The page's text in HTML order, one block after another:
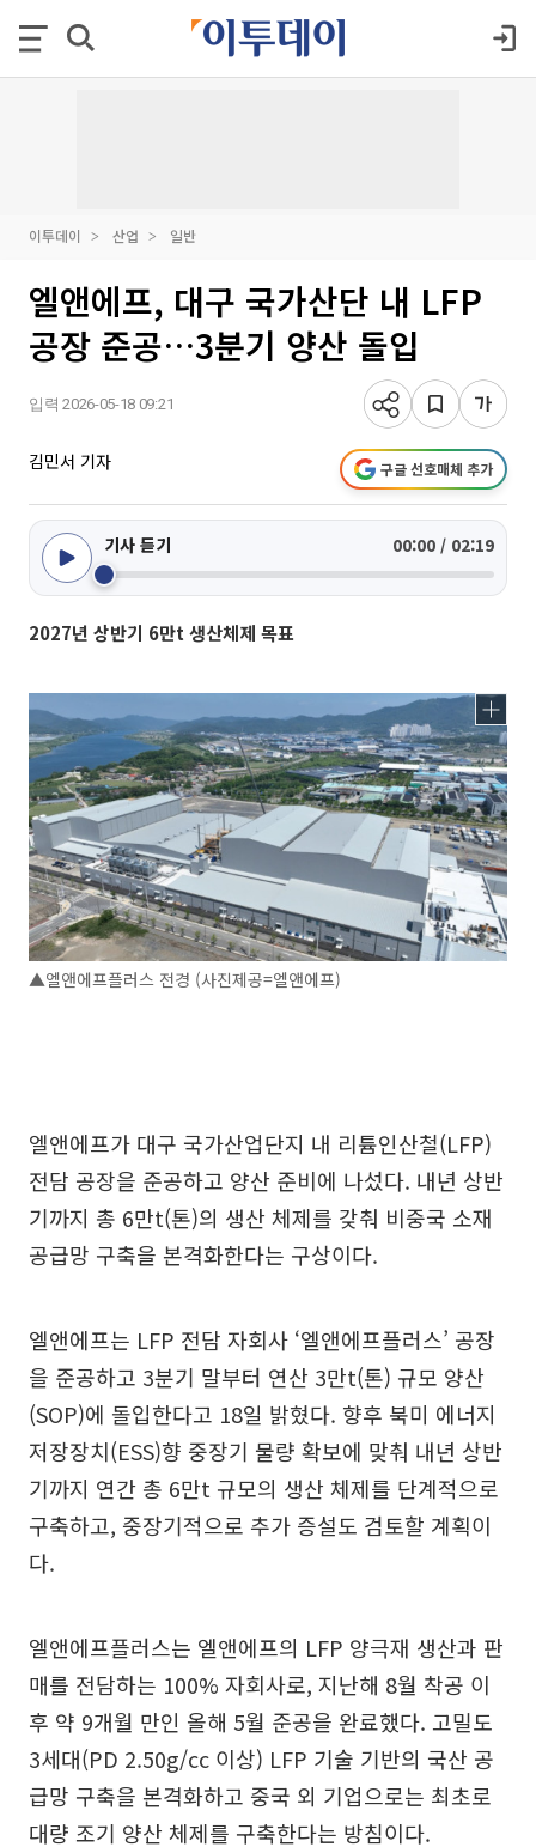
이투데이 산업 일반
엘앤에프, 대구 국가산단 내 LFP
공장 준공…3분기 양산 돌입
입력 2026-05-18 09:21
김민서 기자 구글 선호매체 추가
기사 듣기 00:00 / 02:19
2027년 상반기 6만t 생산체제 목표
▲엘앤에프플러스 전경 (사진제공=엘앤에프)
엘앤에프가 대구 국가산업단지 내 리튬인산철(LFP)
전담 공장을 준공하고 양산 준비에 나섰다. 내년 상반
기까지 총 6만t(톤)의 생산 체제를 갖춰 비중국 소재
공급망 구축을 본격화한다는 구상이다.
엘앤에프는 LFP 전담 자회사 ‘엘앤에프플러스’ 공장
을 준공하고 3분기 말부터 연산 3만t(톤) 규모 양산
(SOP)에 돌입한다고 18일 밝혔다. 향후 북미 에너지
저장장치(ESS)향 중장기 물량 확보에 맞춰 내년 상반
기까지 연간 총 6만t 규모의 생산 체제를 단계적으로
구축하고, 중장기적으로 추가 증설도 검토할 계획이
다.
엘앤에프플러스는 엘앤에프의 LFP 양극재 생산과 판
매를 전담하는 100% 자회사로, 지난해 8월 착공 이
후 약 9개월 만인 올해 5월 준공을 완료했다. 고밀도
3세대(PD 2.50g/cc 이상) LFP 기술 기반의 국산 공
급망 구축을 본격화하고 중국 외 기업으로는 최초로
대량 조기 양산 체제를 구축한다는 방침이다.